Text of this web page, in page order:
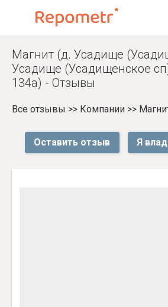
Магнит (д. Усадище
Усадище (Усадищенское
134а) - Отзывы
Все отзывы >> Компании >>
Оставить отзыв Я